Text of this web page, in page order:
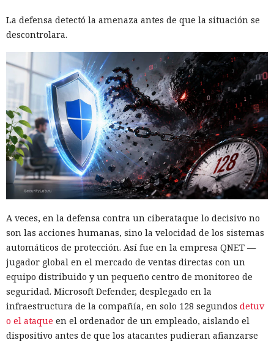
La defensa detectó la amenaza antes de que la situación se
descontrolara.
A veces, en la defensa contra un ciberataque lo decisivo no
son las acciones humanas, sino la velocidad de los sistemas
automáticos de protección. Así fue en la empresa QNET —
jugador global en el mercado de ventas directas con un
equipo distribuido y un pequeño centro de monitoreo de
seguridad. Microsoft Defender, desplegado en la
infraestructura de la compañía, en solo 128 segundos detuv
o el ataque en el ordenador de un empleado, aislando el
dispositivo antes de que los atacantes pudieran afianzarse